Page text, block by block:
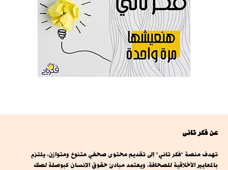
عن فكر تانى
تهدف منصة "فكر تاني" إلى تقديم محتوى صحفي متنوع ومتوازن، يلتزم
بالمعايير الأخلاقية للصحافة، ويعتمد مبادئ حقوق الإنسان كبوصلة لصك